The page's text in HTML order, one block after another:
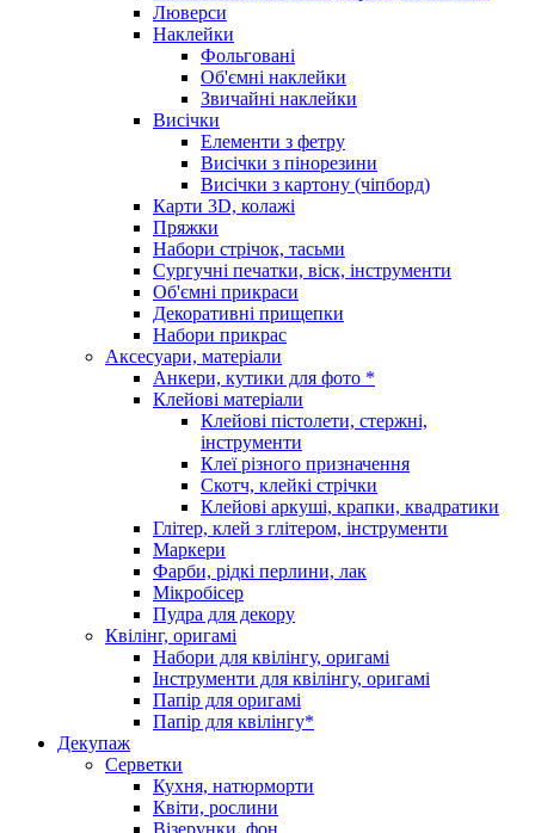
Люверси
Наклейки
Фольговані
Об'ємні наклейки
Звичайні наклейки
Висічки
Елементи з фетру
Висічки з пінорезини
Висічки з картону (чіпборд)
Карти 3D, колажі
Пряжки
Набори стрічок, тасьми
Сургучні печатки, віск, інструменти
Об'ємні прикраси
Декоративні прищепки
Набори прикрас
Аксесуари, матеріали
Анкери, кутики для фото *
Клейові матеріали
Клейові пістолети, стержні,
інструменти
Клеї різного призначення
Скотч, клейкі стрічки
Клейові аркуші, крапки, квадратики
Глітер, клей з глітером, інструменти
Маркери
Фарби, рідкі перлини, лак
Мікробісер
Пудра для декору
Квілінг, оригамі
Набори для квілінгу, оригамі
Інструменти для квілінгу, оригамі
Папір для оригамі
Папір для квілінгу*
Декупаж
Серветки
Кухня, натюрморти
Квіти, рослини
Візерунки, фон